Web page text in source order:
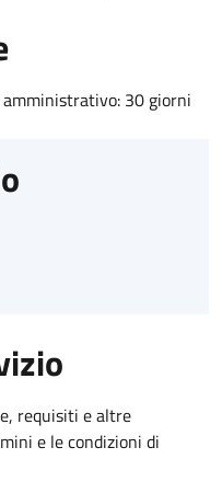
30 giorni
requisiti e altre
e le condizioni di